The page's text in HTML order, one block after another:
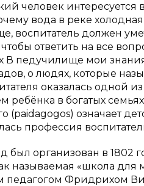
человек интересуется
вода в реке
воспитатель должен
ответить на все
педучилище мои
о людях, которые
оказалась одной
ребёнка в богатых
(paidagogos) означает
профессия
был организован в
называемая «школа для
педагогом Фридрихом